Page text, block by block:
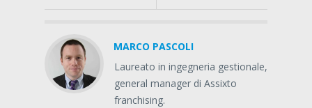
MARCO PASCOLI
Laureato in ingegneria gestionale,
general manager di Assixto
franchising.